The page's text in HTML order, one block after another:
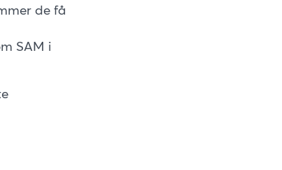
de få
SAM i